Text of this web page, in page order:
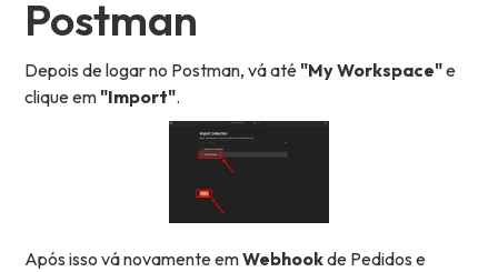
Postman
Depois de logar no Postman, vá até"My Workspace"e
clique em"Import".
Após isso vá novamente emWebhookde Pedidos e